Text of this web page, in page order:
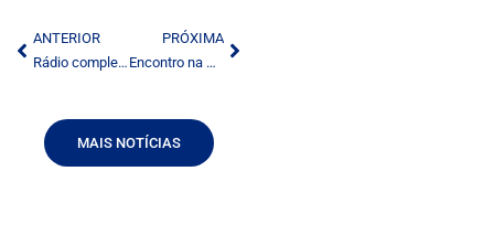
ANTERIOR
Rádio completa 103 anos de sua primeira transmissão no Brasil
PRÓXIMA
Encontro na ABERT discute inteligência artificial e direitos autorais
MAIS NOTÍCIAS